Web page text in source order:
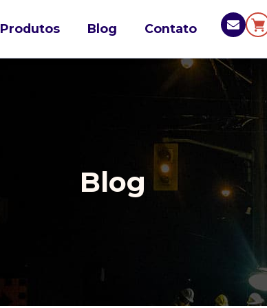
Produtos Blog Contato
Blog